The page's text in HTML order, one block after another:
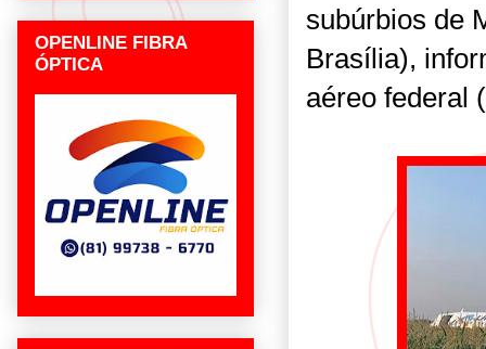
subúrbios de
Brasília),
aéreo federal
OPENLINE FIBRA
ÓPTICA